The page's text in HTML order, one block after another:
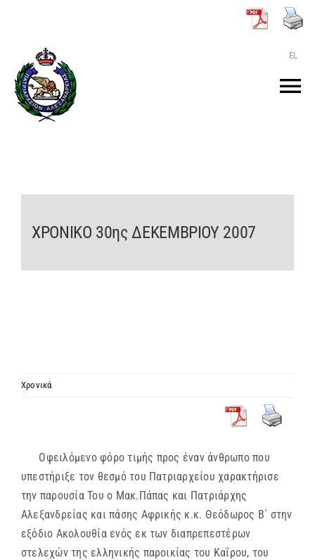
περιεχόμενο
EL
ΤΟ ΠΑΤΡΙΑΡΧΕΙΟ
ΕΝΗΜΕΡΩΣΗ
ΣΥΝΔΕΣΕΙΣ
ΧΡΟΝΙΚΟ 30ης ΔΕΚΕΜΒΡΙΟΥ 2007
Χρονικά
Οφειλόμενο φόρο τιμής προς έναν άνθρωπο που
υπεστήριξε τον θεσμό του Πατριαρχείου χαρακτήρισε
την παρουσία Του ο Μακ.Πάπας και Πατριάρχης
Αλεξανδρείας και πάσης Αφρικής κ.κ. Θεόδωρος Β΄ στην
εξόδιο Ακολουθία ενός εκ των διαπρεπεστέρων
στελεχών της ελληνικής παροικίας του Καΐρου, του